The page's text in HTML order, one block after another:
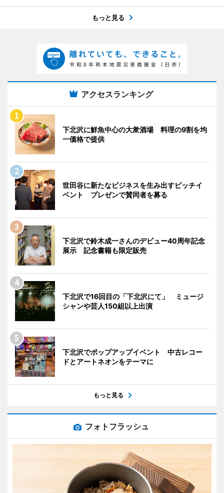
もっと見る
アクセスランキング
下北沢に鮮魚中心の大衆酒場 料理の9割を均
一価格で提供
世田谷に新たなビジネスを生み出すピッチイ
ベント プレゼンで賛同者を募る
下北沢で鈴木成一さんのデビュー40周年記念
展示 記念書籍も限定販売
下北沢で16回目の「下北沢にて」 ミュージ
シャンや芸人150組以上出演
下北沢でポップアップイベント 中古レコー
ドとアートネオンをテーマに
もっと見る
フォトフラッシュ